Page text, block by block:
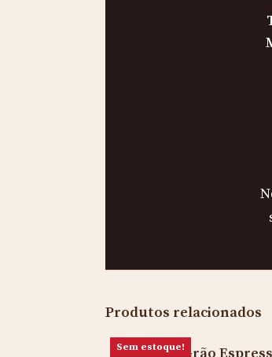
Produtos relacionados
Sem estoque!